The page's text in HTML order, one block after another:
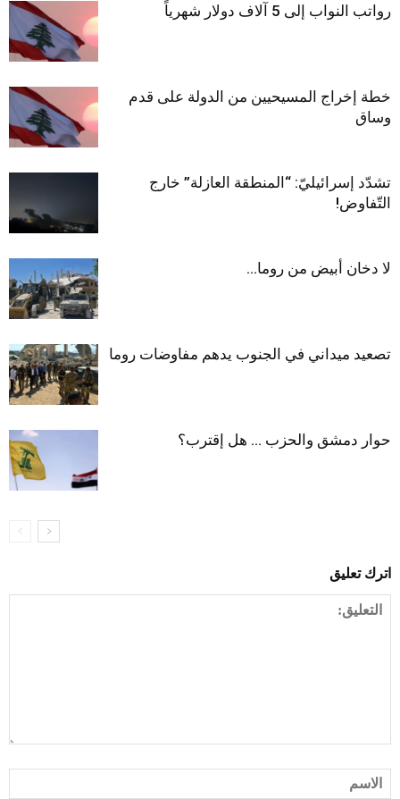
رواتب النواب إلى 5 آلاف دولار شهرياً
خطة إخراج المسيحيين من الدولة على قدم
وساق
تشدّد إسرائيليّ: “المنطقة العازلة” خارج
التّفاوض!
لا دخان أبيض من روما…
تصعيد ميداني في الجنوب يدهم مفاوضات روما
حوار دمشق والحزب … هل إقترب؟
اترك تعليق